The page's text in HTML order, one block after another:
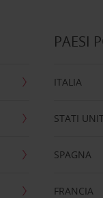
PAESI
ITALIA
STATI
SPAGNA
FRANCIA